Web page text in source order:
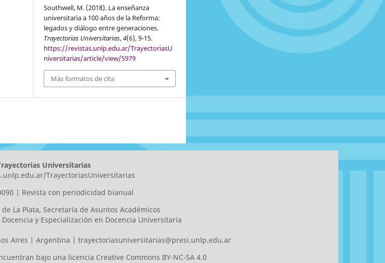
Southwell, M. (2018). La enseñanza
universitaria a 100 años de la Reforma:
legados y diálogo entre generaciones.
Trayectorias Universitarias,4(6), 9-15.
https://revistas.unlp.edu.ar/TrayectoriasU
niversitarias/article/view/5979
Más formatos de cita
Universitarias
TrayectoriasUniversitarias
| Revista con periodicidad bianual
La Plata, Secretaría de Asuntos Académicos
y Especialización en Docencia Universitaria
Aires | Argentina | trayectoriasuniversitarias@presi.unlp.edu.ar
bajo una licencia Creative Commons BY-NC-SA 4.0